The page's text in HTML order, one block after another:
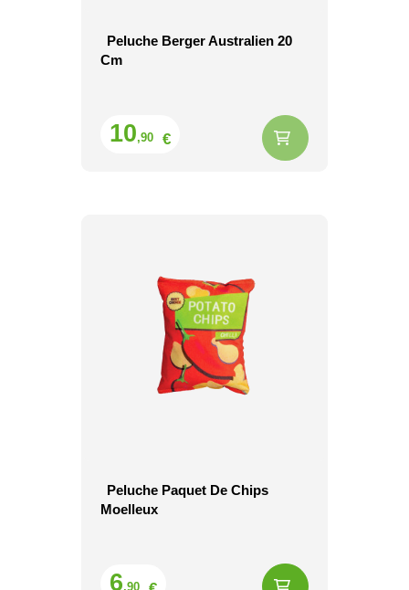
Peluche Berger Australien 20
Cm
10,90 €
Peluche Paquet De Chips
Moelleux
6,90